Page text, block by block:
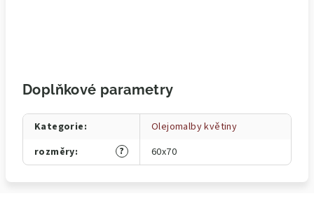
Doplňkové parametry
Kategorie:
Olejomalby květiny
?
rozměry: 60x70